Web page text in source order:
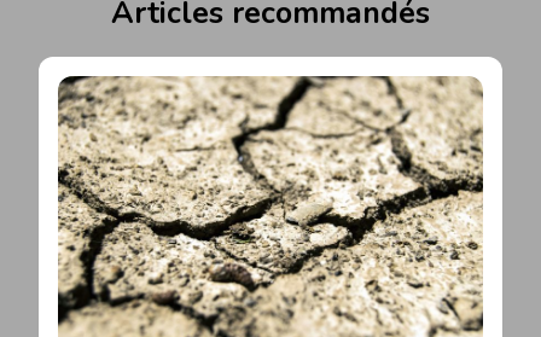
Articles recommandés